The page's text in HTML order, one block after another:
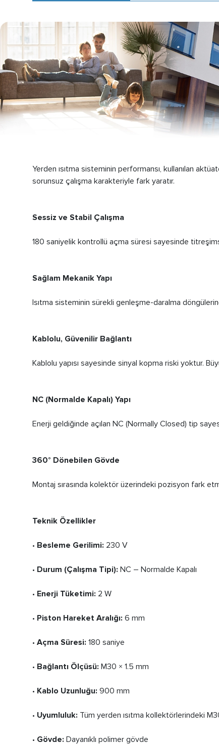
Yerden ısıtma sisteminin performansı, kullanılan
sorunsuz çalışma karakteriyle fark yaratır.
Sessiz ve Stabil Çalışma
180 saniyelik kontrollü açma süresi sayesinde
Sağlam Mekanik Yapı
Isıtma sisteminin sürekli genleşme-daralma
Kablolu, Güvenilir Bağlantı
Kablolu yapısı sayesinde sinyal kopma riski yoktur.
NC (Normalde Kapalı) Yapı
Enerji geldiğinde açılan NC (Normally Closed) tip
360° Dönebilen Gövde
Montaj sırasında kolektör üzerindeki pozisyon fark
Teknik Özellikler
• Besleme Gerilimi: 230 V
• Durum (Çalışma Tipi): NC – Normalde Kapalı
• Enerji Tüketimi: 2 W
• Piston Hareket Aralığı: 6 mm
• Açma Süresi: 180 saniye
• Bağlantı Ölçüsü: M30 × 1.5 mm
• Kablo Uzunluğu: 900 mm
• Uyumluluk: Tüm yerden ısıtma kollektörlerindeki
• Gövde: Dayanıklı polimer gövde